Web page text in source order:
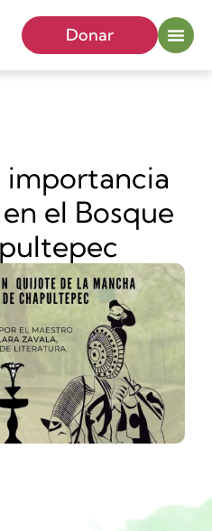
Donar
importancia
el Bosque